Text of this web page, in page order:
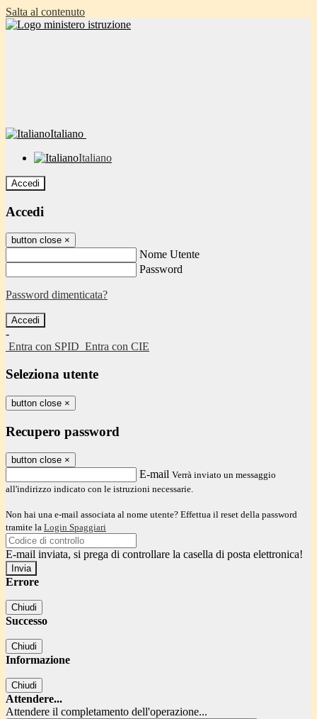
Salta al contenuto
Italiano
Italiano
Accedi
Accedi
button close ×
Nome Utente
Password
Password dimenticata?
-
Entra con SPID Entra con CIE
Seleziona utente
button close ×
Recupero password
button close ×
E-mail Verrà inviato un messaggio
all'indirizzo indicato con le istruzioni necessarie.
Non hai una e-mail associata al nome utente? Effettua il reset della password
tramite la Login Spaggiari
E-mail inviata, si prega di controllare la casella di posta elettronica!
Errore
Chiudi
Successo
Chiudi
Informazione
Chiudi
Attendere...
Attendere il completamento dell'operazione...